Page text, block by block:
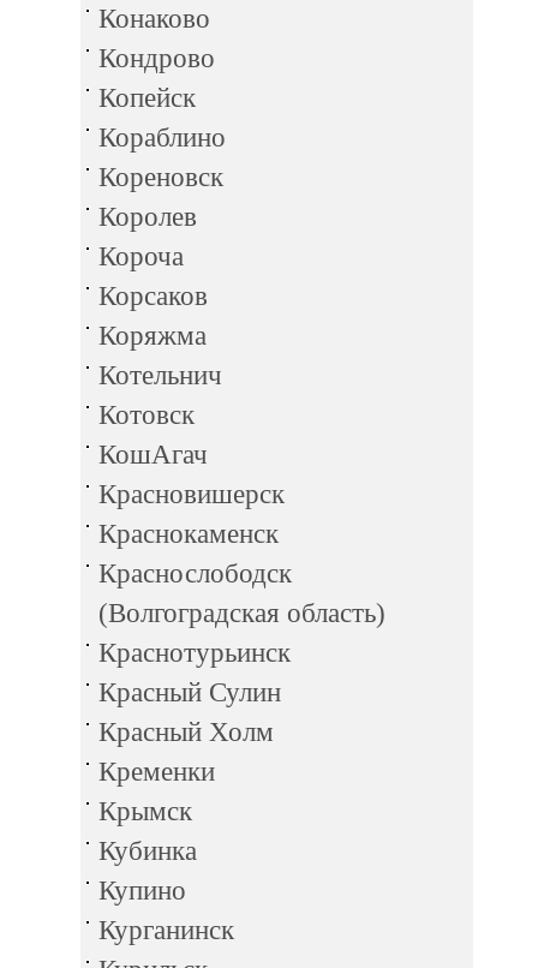
Конаково
Кондрово
Копейск
Кораблино
Кореновск
Королев
Короча
Корсаков
Коряжма
Котельнич
Котовск
КошАгач
Красновишерск
Краснокаменск
Краснослободск
(Волгоградская область)
Краснотурьинск
Красный Сулин
Красный Холм
Кременки
Крымск
Кубинка
Купино
Курганинск